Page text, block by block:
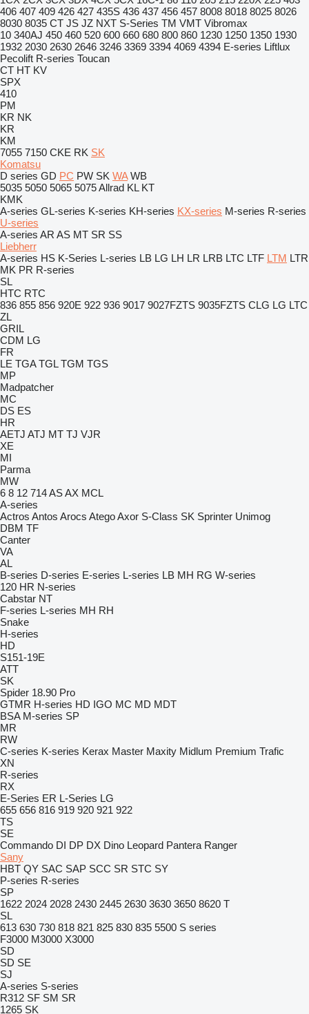
406 407 409 426 427 435S 436 437 456 457 8008 8018 8025 8026
8030 8035 CT JS JZ NXT S-Series TM VMT Vibromax
10 340AJ 450 460 520 600 660 680 800 860 1230 1250 1350 1930
1932 2030 2630 2646 3246 3369 3394 4069 4394 E-series Liftlux
Pecolift R-series Toucan
CT HT KV
SPX
410
PM
KR NK
KR
KM
7055 7150 CKE RK SK
Komatsu
D series GD PC PW SK WA WB
5035 5050 5065 5075Allrad KL KT
KMK
A-series GL-series K-series KH-series KX-series M-series R-series
U-series
A-series AR AS MT SR SS
Liebherr
A-series HS K-Series L-series LB LG LH LR LRB LTC LTF LTM LTR
MK PR R-series
SL
HTC RTC
836 855 856 920E 922 936 9017 9027FZTS 9035FZTS CLG LG LTC
ZL
GRIL
CDM LG
FR
LE TGA TGL TGM TGS
MP
Madpatcher
MC
DS ES
HR
AETJ ATJ MT TJ VJR
XE
MI
Parma
MW
6 8 12 714ASAX MCL
A-series
Actros Antos Arocs AtegoAxor S-Class SK Sprinter Unimog
DBM TF
Canter
VA
AL
B-series D-series E-series L-series LB MH RG W-series
120 HR N-series
Cabstar NT
F-series L-series MH RH
Snake
H-series
HD
S151-19E
ATT
SK
Spider 18.90 Pro
GTMR H-series HD IGO MC MD MDT
BSA M-series SP
MR
RW
C-series K-series Kerax Master Maxity Midlum Premium Trafic
XN
R-series
RX
E-Series ER L-Series LG
655 656 816 919 920 921 922
TS
SE
Commando DI DP DX Dino Leopard Pantera Ranger
Sany
HBT QY SAC SAP SCC SR STC SY
P-series R-series
SP
1622 2024 2028 2430 2445 2630 3630 3650 8620 T
SL
613 630 730 818 821 825 830 835 5500 S series
F3000 M3000 X3000
SD
SD SE
SJ
A-series S-series
R312 SF SM SR
1265 SK